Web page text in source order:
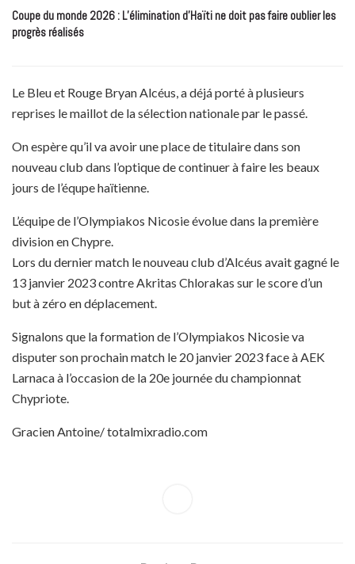
Coupe du monde 2026 : L’élimination d’Haïti ne doit pas faire oublier les
progrès réalisés
Le Bleu et Rouge Bryan Alcéus, a déjá porté à plusieurs
reprises le maillot de la sélection nationale par le passé.
On espère qu’il va avoir une place de titulaire dans son
nouveau club dans l’optique de continuer à faire les beaux
jours de l’équpe haïtienne.
L’équipe de l’Olympiakos Nicosie évolue dans la première
division en Chypre.
Lors du dernier match le nouveau club d’Alcéus avait gagné le
13 janvier 2023 contre Akritas Chlorakas sur le score d’un
but à zéro en déplacement.
Signalons que la formation de l’Olympiakos Nicosie va
disputer son prochain match le 20 janvier 2023 face à AEK
Larnaca à l’occasion de la 20e journée du championnat
Chypriote.
Gracien Antoine/ totalmixradio.com